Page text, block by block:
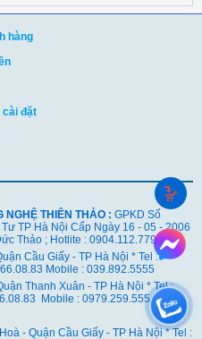
hàng
cài đặt
NGHỆ THIÊN THẢO : GPKD Số
TP Hà Nội Cấp Ngày 16 - 05 - 2006
Thảo ; Hotlite : 0904.112.779
Cầu Giấy - TP Hà Nội * Tel :
Mobile : 039.892.5555
Thanh Xuân - TP Hà Nội *Tel :
Mobile : 0979.259.555
- Quận Cầu Giấy - TP Hà Nội * Tel :